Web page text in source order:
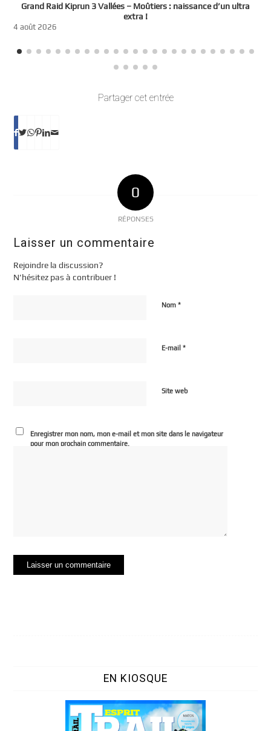
Grand Raid Kiprun 3 Vallées – Moûtiers : naissance d’un ultra
extra !
4 août 2026
Partager cet entrée
0
RÉPONSES
Laisser un commentaire
Rejoindre la discussion?
N’hésitez pas à contribuer !
Nom*
E-mail*
Site web
Enregistrer mon nom, mon e-mail et mon site dans le navigateur
pour mon prochain commentaire.
EN KIOSQUE